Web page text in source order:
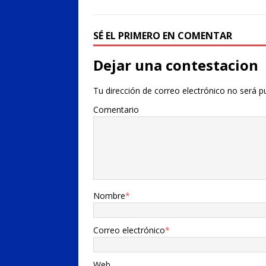
SÉ EL PRIMERO EN COMENTAR
Dejar una contestacion
Tu dirección de correo electrónico no será
Comentario
Nombre*
Correo electrónico*